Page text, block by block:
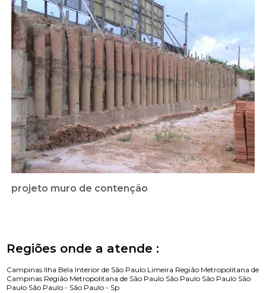
projeto muro de contenção
Regiões onde a atende :
Campinas Ilha Bela Interior de São Paulo Limeira Região Metropolitana de
Campinas Região Metropolitana de São Paulo São Paulo São Paulo São
Paulo São Paulo - São Paulo - Sp